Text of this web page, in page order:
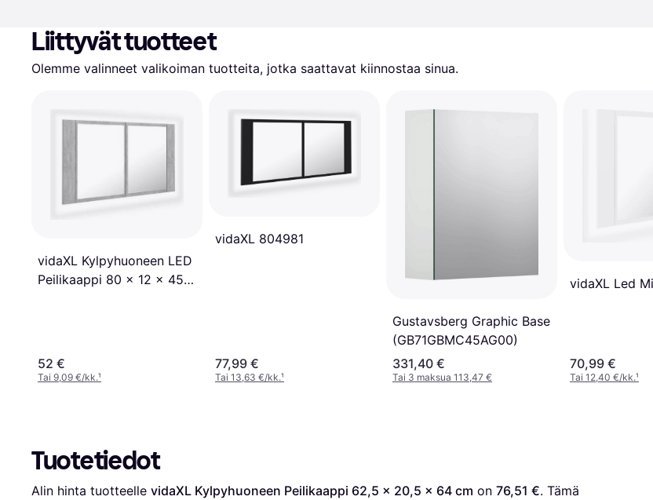
Liittyvät tuotteet
Olemme valinneet valikoiman tuotteita, jotka saattavat kiinnostaa sinua.
vidaXL Kylpyhuoneen LED
Peilikaappi 80 x 12 x 45
52 €
Tai 9,09 €/kk.¹
vidaXL 804981
77,99 €
Tai 13,63 €/kk.¹
Gustavsberg Graphic Base
(GB71GBMC45AG00)
331,40 €
Tai 3 maksua 113,47 €
vidaXL Led
70,99 €
Tai 12,40 €/kk.¹
Tuotetiedot
Alin hinta tuotteelle vidaXL Kylpyhuoneen Peilikaappi 62,5 x 20,5 x 64 cm on 76,51 €. Tämä